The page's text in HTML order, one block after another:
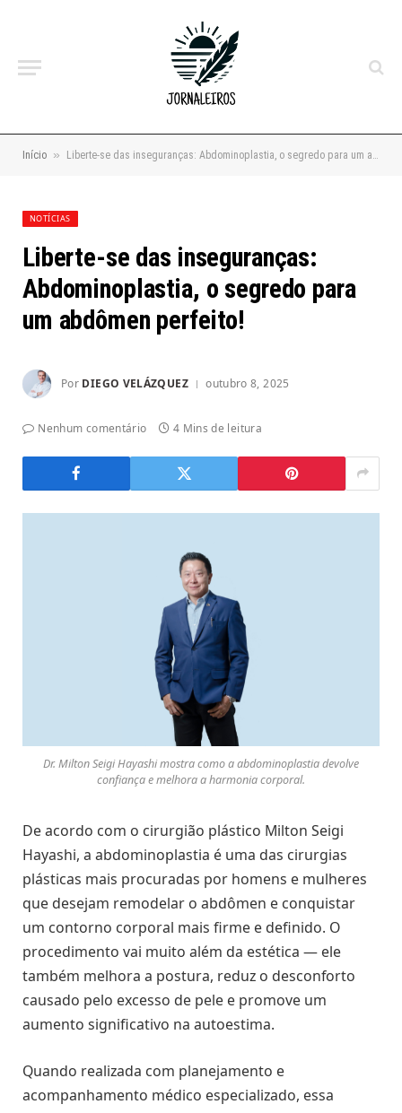
Início » Liberte-se das inseguranças: Abdominoplastia, o segredo para um abdômen perfeito!
NOTÍCIAS
Liberte-se das inseguranças:
Abdominoplastia, o segredo para
um abdômen perfeito!
Por DIEGO VELÁZQUEZ outubro 8, 2025
Nenhum comentário 4 Mins de leitura
Dr. Milton Seigi Hayashi mostra como a abdominoplastia devolve
confiança e melhora a harmonia corporal.
De acordo com o cirurgião plástico Milton Seigi
Hayashi, a abdominoplastia é uma das cirurgias
plásticas mais procuradas por homens e mulheres
que desejam remodelar o abdômen e conquistar
um contorno corporal mais firme e definido. O
procedimento vai muito além da estética — ele
também melhora a postura, reduz o desconforto
causado pelo excesso de pele e promove um
aumento significativo na autoestima.
Quando realizada com planejamento e
acompanhamento médico especializado, essa